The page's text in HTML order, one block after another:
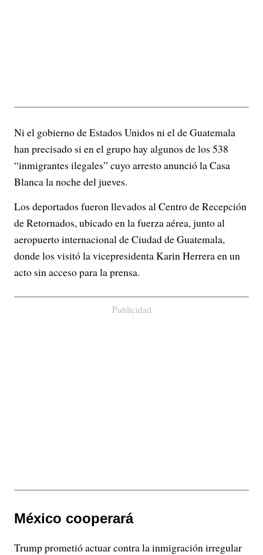
Ni el gobierno de Estados Unidos ni el de Guatemala
han precisado si en el grupo hay algunos de los 538
“inmigrantes ilegales” cuyo arresto anunció la Casa
Blanca la noche del jueves.
Los deportados fueron llevados al Centro de Recepción
de Retornados, ubicado en la fuerza aérea, junto al
aeropuerto internacional de Ciudad de Guatemala,
donde los visitó la vicepresidenta Karin Herrera en un
acto sin acceso para la prensa.
Publicidad
México cooperará
Trump prometió actuar contra la inmigración irregular